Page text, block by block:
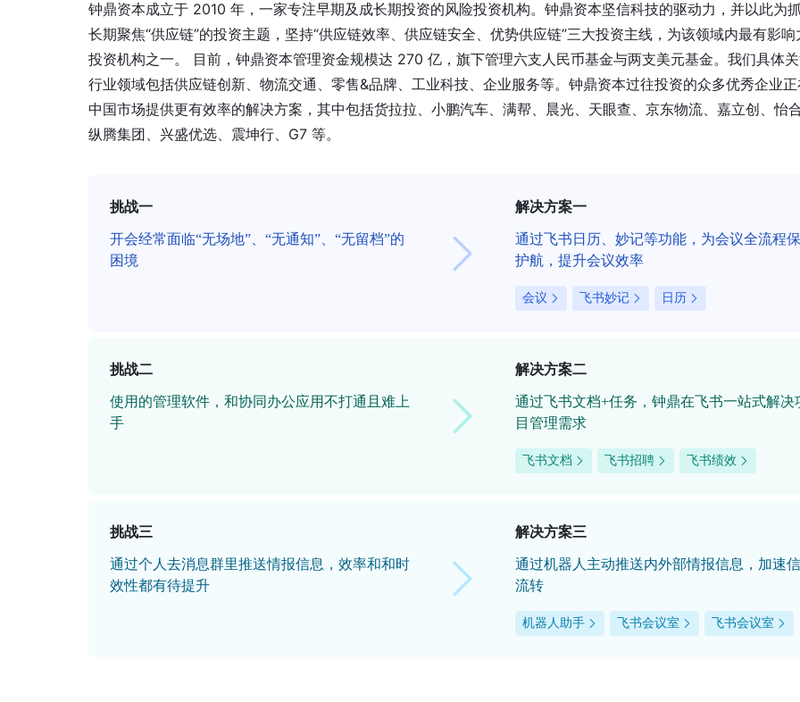
钟鼎资本成立于 2010 年，一家专注早期及成长期投资的风险投资机构。钟鼎资本坚信科技的驱动力，并以此为抓
长期聚焦“供应链”的投资主题，坚持“供应链效率、供应链安全、优势供应链”三大投资主线，为该领域内最有影响
投资机构之一。 目前，钟鼎资本管理资金规模达 270 亿，旗下管理六支人民币基金与两支美元基金。我们具体
行业领域包括供应链创新、物流交通、零售&品牌、工业科技、企业服务等。钟鼎资本过往投资的众多优秀企业正
中国市场提供更有效率的解决方案，其中包括货拉拉、小鹏汽车、满帮、晨光、天眼查、京东物流、嘉立创、怡合
纵腾集团、兴盛优选、震坤行、G7 等。
挑战一
开会经常面临“无场地”、“无通知”、“无留档”的
困境
解决方案一
通过飞书日历、妙记等功能，为会议全流程
护航，提升会议效率
会议 飞书妙记 日历
挑战二
使用的管理软件，和协同办公应用不打通且难上
手
解决方案二
通过飞书文档+任务，钟鼎在飞书一站式解决
目管理需求
飞书文档 飞书招聘 飞书绩效
挑战三
通过个人去消息群里推送情报信息，效率和和时
效性都有待提升
解决方案三
通过机器人主动推送内外部情报信息，加速
流转
机器人助手 飞书会议室 飞书会议室